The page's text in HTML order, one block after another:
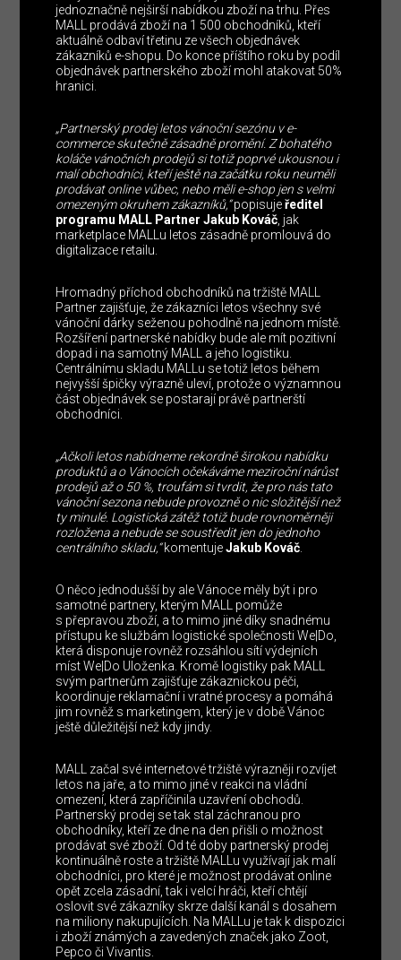
jednoznačně nejširší nabídkou zboží na trhu. Přes
MALL prodává zboží na 1 500 obchodníků, kteří
aktuálně odbaví třetinu ze všech objednávek
zákazníků e-shopu. Do konce příštího roku by podíl
objednávek partnerského zboží mohl atakovat 50%
hranici.
„Partnerský prodej letos vánoční sezónu v e-
commerce skutečně zásadně promění. Z bohatého
koláče vánočních prodejů si totiž poprvé ukousnou i
malí obchodníci, kteří ještě na začátku roku neuměli
prodávat online vůbec, nebo měli e-shop jen s velmi
omezeným okruhem zákazníků,“popisujeředitel
programu MALL Partner Jakub Kováč , jak
marketplace MALLu letos zásadně promlouvá do
digitalizace retailu.
Hromadný příchod obchodníků na tržiště MALL
Partner zajišťuje, že zákazníci letos všechny své
vánoční dárky seženou pohodlně na jednom místě.
Rozšíření partnerské nabídky bude ale mít pozitivní
dopad i na samotný MALL a jeho logistiku.
Centrálnímu skladu MALLu se totiž letos během
nejvyšší špičky výrazně uleví, protože o významnou
část objednávek se postarají právě partnerští
obchodníci.
„Ačkoli letos nabídneme rekordně širokou nabídku
produktů a o Vánocích očekáváme meziroční nárůst
prodejů až o 50 %, troufám si tvrdit, že pro nás tato
vánoční sezona nebude provozně o nic složitější než
ty minulé. Logistická zátěž totiž bude rovnoměrněji
rozložena a nebude se soustředit jen do jednoho
centrálního skladu,“komentujeJakub Kováč
O něco jednodušší by ale Vánoce měly být i pro
samotné partnery, kterým MALL pomůže
s přepravou zboží, a to mimo jiné díky snadnému
přístupu ke službám logistické společnosti We|Do,
která disponuje rovněž rozsáhlou sítí výdejních
míst We|Do Uloženka. Kromě logistiky pak MALL
svým partnerům zajišťuje zákaznickou péči,
koordinuje reklamační i vratné procesy a pomáhá
jim rovněž s marketingem, který je v době Vánoc
ještě důležitější než kdy jindy.
MALL začal své internetové tržiště výrazněji rozvíjet
letos na jaře, a to mimo jiné v reakci na vládní
omezení, která zapříčinila uzavření obchodů.
Partnerský prodej se tak stal záchranou pro
obchodníky, kteří ze dne na den přišli o možnost
prodávat své zboží. Od té doby partnerský prodej
kontinuálně roste a tržiště MALLu využívají jak malí
obchodníci, pro které je možnost prodávat online
opět zcela zásadní, tak i velcí hráči, kteří chtějí
oslovit své zákazníky skrze další kanál s dosahem
na miliony nakupujících. Na MALLu je tak k dispozici
i zboží známých a zavedených značek jako Zoot,
Pepco či Vivantis.